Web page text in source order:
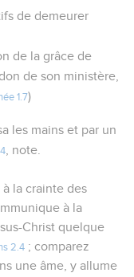
de demeurer
de la grâce de
de son ministère,
1.7)
les mains et par un
, note.
la crainte des
à la
Christ quelque
2.4 ; comparez
une âme, y allume